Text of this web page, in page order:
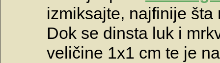
izmiksajte, najfinije šta
Dok se dinsta luk i
veličine 1x1 cm te je